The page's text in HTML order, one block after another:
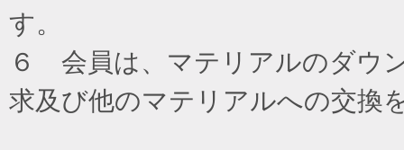
す。
６ 会員は、マテリアルのダウ
求及び他のマテリアルへの交換